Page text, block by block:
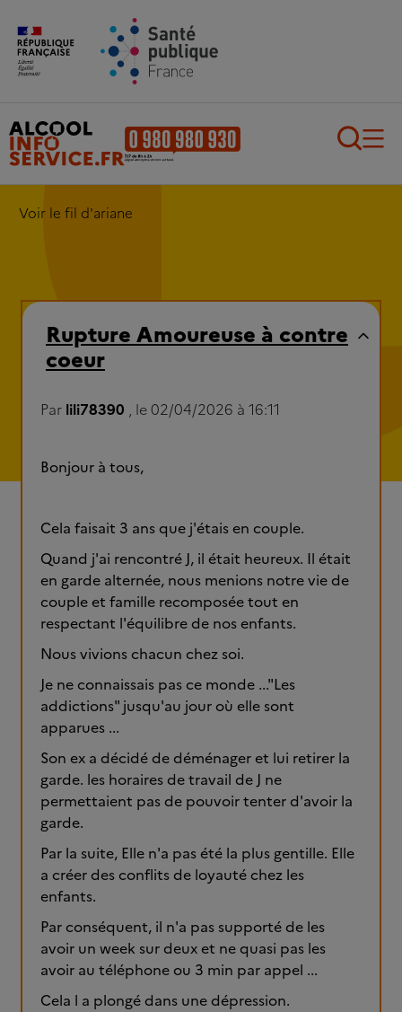
Aller au contenu principal
Voir le fil d'ariane
Rupture Amoureuse à contre
coeur
Par lili78390 , le 02/04/2026 à 16:11
Bonjour à tous,
Cela faisait 3 ans que j'étais en couple.
Quand j'ai rencontré J, il était heureux. Il était
en garde alternée, nous menions notre vie de
couple et famille recomposée tout en
respectant l'équilibre de nos enfants.
Nous vivions chacun chez soi.
Je ne connaissais pas ce monde ..."Les
addictions" jusqu'au jour où elle sont
apparues ...
Son ex a décidé de déménager et lui retirer la
garde. les horaires de travail de J ne
permettaient pas de pouvoir tenter d'avoir la
garde.
Par la suite, Elle n'a pas été la plus gentille. Elle
a créer des conflits de loyauté chez les
enfants.
Par conséquent, il n'a pas supporté de les
avoir un week sur deux et ne quasi pas les
avoir au téléphone ou 3 min par appel ...
Cela l a plongé dans une dépression.